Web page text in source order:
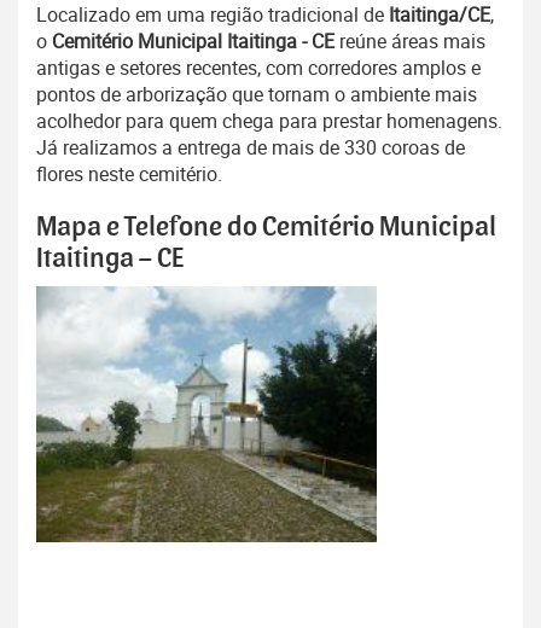
Localizado em uma região tradicional de Itaitinga/CE,
o Cemitério Municipal Itaitinga - CEreúne áreas mais
antigas e setores recentes, com corredores amplos e
pontos de arborização que tornam o ambiente mais
acolhedor para quem chega para prestar homenagens.
Já realizamos a entrega de mais de 330 coroas de
flores neste cemitério.
Mapa e Telefone do Cemitério Municipal
Itaitinga – CE